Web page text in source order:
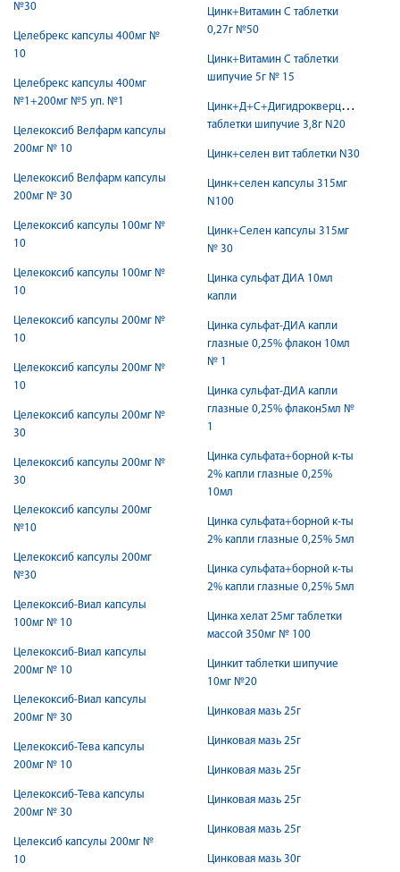
№30
Целебрекс капсулы 400мг №
10
Целебрекс капсулы 400мг
№1+200мг №5 уп. №1
Целекоксиб Велфарм капсулы
200мг № 10
Целекоксиб Велфарм капсулы
200мг № 30
Целекоксиб капсулы 100мг №
10
Целекоксиб капсулы 100мг №
10
Целекоксиб капсулы 200мг №
10
Целекоксиб капсулы 200мг №
10
Целекоксиб капсулы 200мг №
30
Целекоксиб капсулы 200мг №
30
Целекоксиб капсулы 200мг
№10
Целекоксиб капсулы 200мг
№30
Целекоксиб-Виал капсулы
100мг № 10
Целекоксиб-Виал капсулы
200мг № 10
Целекоксиб-Виал капсулы
200мг № 30
Целекоксиб-Тева капсулы
200мг № 10
Целекоксиб-Тева капсулы
200мг № 30
Целексиб капсулы 200мг №
10
Цинк+Витамин С таблетки
0,27г №50
Цинк+Витамин С таблетки
шипучие 5г № 15
Цинк+Д+С+Дигидрокверцетин
таблетки шипучие 3,8г N20
Цинк+селен вит таблетки N30
Цинк+селен капсулы 315мг
N100
Цинк+Селен капсулы 315мг
№ 30
Цинка сульфат ДИА 10мл
капли
Цинка сульфат-ДИА капли
глазные 0,25% флакон 10мл
№ 1
Цинка сульфат-ДИА капли
глазные 0,25% флакон5мл №
1
Цинка сульфата+борной к-ты
2% капли глазные 0,25%
10мл
Цинка сульфата+борной к-ты
2% капли глазные 0,25% 5мл
Цинка сульфата+борной к-ты
2% капли глазные 0,25% 5мл
Цинка хелат 25мг таблетки
массой 350мг № 100
Цинкит таблетки шипучие
10мг №20
Цинковая мазь 25г
Цинковая мазь 25г
Цинковая мазь 25г
Цинковая мазь 25г
Цинковая мазь 25г
Цинковая мазь 30г